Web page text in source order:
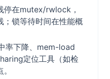
停在mutex/rwlock，
；锁等待时间在性能概
率下降、mem-load
定位工具（如检